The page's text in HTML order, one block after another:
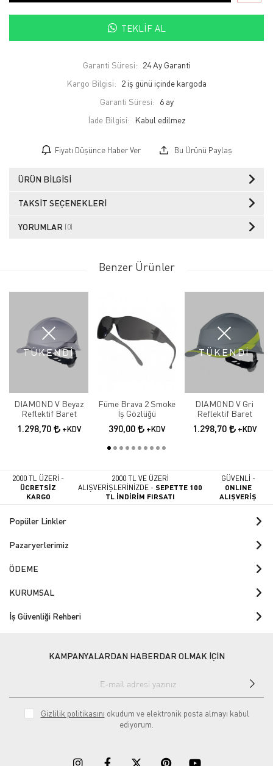
TEKLIF AL
Garanti Süresi: 24 Ay Garanti
Kargo Bilgisi: 2 iş günü içinde kargoda
Garanti Süresi: 6 ay
İade Bilgisi:
Fiyatı Düşünce Haber Ver Bu Ürünü Paylaş
ÜRÜN BILGISI
TAKSIT SEÇENEKLERI
YORUMLAR (0)
Benzer Ürünler
TÜKENDİ
DIAMOND V Beyaz
Reflektif Baret
1.298,70 +KDV
Füme Brava 2 Smoke
İş Gözlüğü
390,00 +KDV
TÜKENDİ
DIAMOND V Gri
Reflektif Baret
1.298,70 +KDV
2000 TL ÜZERİ -
ÜCRETSİZ
KARGO
2000 TL VE ÜZERİ
ALIŞVERİŞLERİNİZDE -SEPETTE 100
TL İNDİRİM FIRSATI
GÜVENLİ -
ONLINE
ALIŞVERİŞ
Popüler Linkler
Pazaryerlerimiz
ÖDEME
KURUMSAL
İş Güvenliği Rehberi
KAMPANYALARDAN HABERDAR OLMAK İÇİN
Gizlilik politikasını okudum ve elektronik posta almayı kabul
ediyorum.